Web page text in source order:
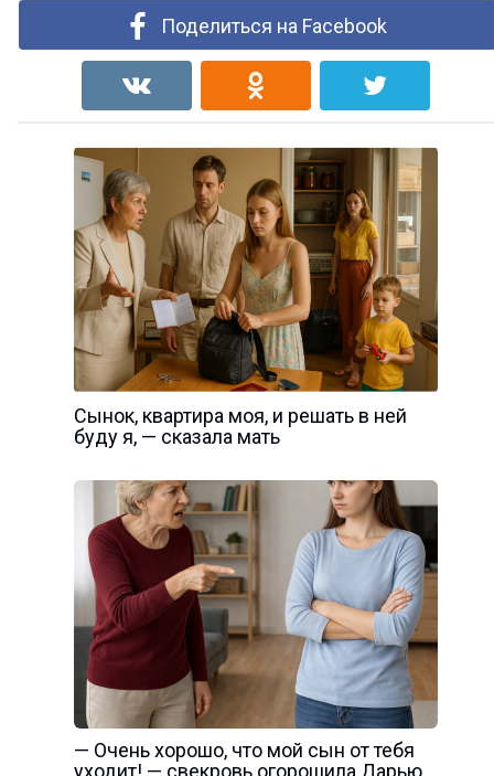
Поделиться на Facebook
Сынок, квартира моя, и решать в ней
буду я, — сказала мать
— Очень хорошо, что мой сын от тебя
уходит! — свекровь огорошила Дарью